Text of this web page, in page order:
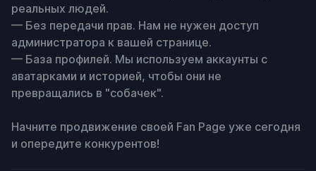
реальных людей.
— Без передачи прав. Нам не нужен доступ
администратора к вашей странице.
— База профилей. Мы используем аккаунты с
аватарками и историей, чтобы они не
превращались в "собачек".
Начните продвижение своей Fan Page уже сегодня
и опередите конкурентов!